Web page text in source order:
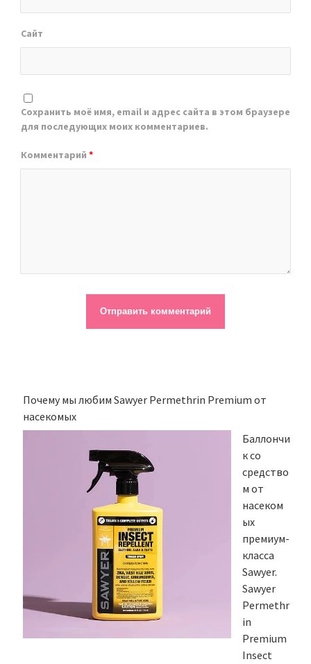
Сайт
Сохранить моё имя, email и адрес сайта в этом браузере
для последующих моих комментариев.
Комментарий *
Почему мы любим Sawyer Permethrin Premium от
насекомых
Баллончи
к со
средство
м от
насеком
ых
премиум-
класса
Sawyer.
Sawyer
Permethr
in
Premium
Insect